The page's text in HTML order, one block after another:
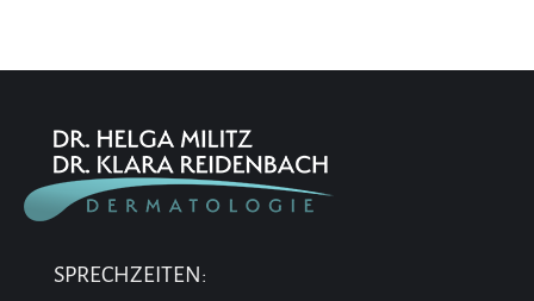
SPRECHZEITEN: